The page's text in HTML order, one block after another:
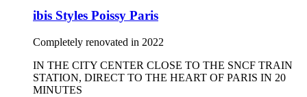
ibis Styles Poissy Paris
Completely renovated in 2022
IN THE CITY CENTER CLOSE TO THE SNCF TRAIN
STATION, DIRECT TO THE HEART OF PARIS IN 20
MINUTES